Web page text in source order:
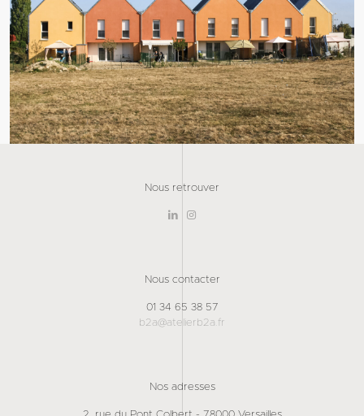
Nous retrouver
Nous contacter
01 34 65 38 57
b2a@atelierb2a.fr
Nos adresses